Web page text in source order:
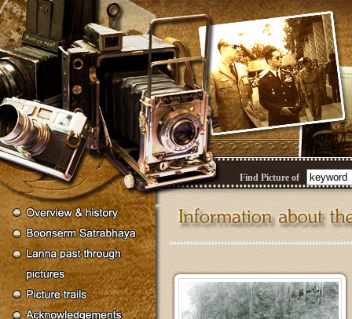
Find Picture of